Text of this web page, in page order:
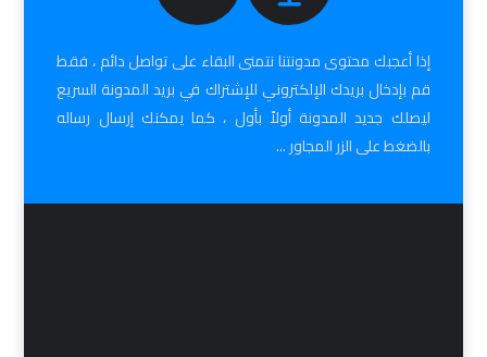
إذا أعجبك محتوى مدونتنا نتمنى البقاء على تواصل دائم ، فقط
قم بإدخال بريدك الإلكتروني للإشتراك في بريد المدونة السريع
ليصلك جديد المدونة أولاً بأول ، كما يمكنك إرسال رساله
بالضغط على الزر المجاور ...